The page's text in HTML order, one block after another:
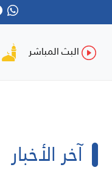
البث المباشر
آخر الأخبار